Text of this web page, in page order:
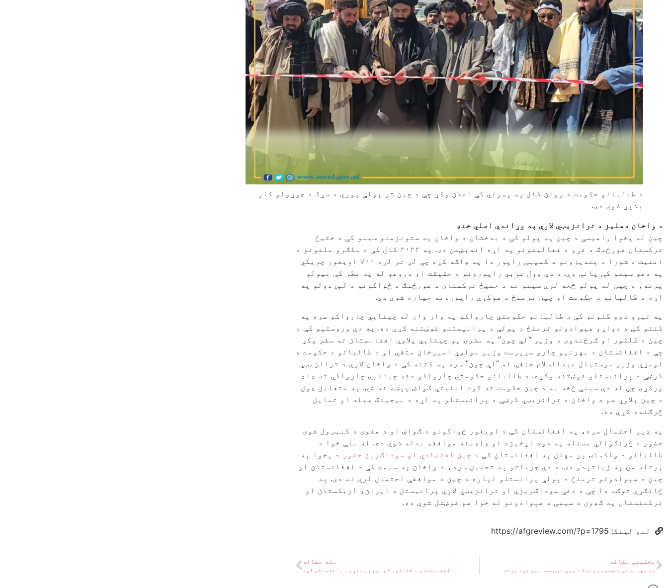
د طالبانو حکومت د روان کال په پسرلي کې اعلان وکړ چې د چین تر پولې پورې د سړک د جوړولو کار
بشپړ شوی دی.
د واخان دهلیز د ترانزیټي لارې په وړاندې اصلي خنډ
چین له پخوا راهیسې د چین په پولو کې د بدخشان د واخان په ستونزمنو سیمو کې د ختیځ
ترکستان غورځنګ د غړو د فعالیتونو په اړه اندېښمن دی. په ۲۰۲۲ کال کې د ملګرو ملتونو د
امنیت د شورا د بندیزونو د کمیټې راپور دا په ډاګه کړه چې لږ تر لږه ۷۰۰ اویغور چریکي
په دغو سیمو کې پاتې دي. د دې ډول غربي راپورونو د حقيقت او دروغو له په نظر کې نیولو
پرته، د چين له پولو څخه لرې سيمو ته د ختيځ ترکستان د غورځنګ د ځواکونو د لېږدولو په
اړه د طالبانو د حکومت او چين ترمنځ د هوکړې راپورونه خپاره شوي دي.
په تېرو دوو کلونو کې د طالبانو حکومتي چارواکو په وار وار له چینايي چارواکو سره په
کتنو کې د دواړو هېوادونو ترمنځ د پولې د پرانیستلو غوښتنه کړې ده. په دې وروستيو کې د
چين د کلتور او ګرځندوی د وزير “لي چون” په مشرۍ يو چينايي پلاوي افغانستان ته سفر وکړ
چې د افغانستان د بهرنيو چارو سرپرست وزیر مولوي اميرخان متقي او د طالبانو د حکومت د
لومړي وزير مرستيال عبدالسلام حنفي له “لي چون” سره په کتنه کې د واخان لارې د ترانزيټي
کرښې د پرانيستلو غوښتنه وکړه. د طالبانو حکومتي چارواکو دغه چینايي چارواکي ته ډاډ
ورکړی چې له دې سیمې څخه به د چین حکومت ته کوم امنیتي ګواښ پېښه نه شي. په متقابل ډول
د چين پلاوي هم د واخان د ترانزيټي کرښې د پرانيستلو په اړه د بيجينګ هيله او تمایل
څرګنده کړې ده.
په ډېر احتمال سره، په افغانستان کې د اویغور ځواکونو د ګواښ او د هغوی د کنټرول شوی
حضور د څرنګوالي مسئله په دوه اړخیزه او ډاډمنه موافقه بدله شوې ده. له بلې خوا د
طالبانو د واکمنۍ پر مهال په افغانستان کې د چین اقتصادي او سوداګریز حضور
د پخوا په
پرتله مخ په زیاتېدو دی. د دې جزیاتو په تحلیل سره، د واخان په سیمه کې د افغانستان او
چین د هېوادونو ترمنځ د پولې پرانستلو لپاره د چین د موافقې احتمال لرې نه دی. په
ځانګړې توګه دا چې د دغې سوداګریزې او ترانزیټي لارې پرانیستل د ایران، ازبکستان او
ترکمنستان په ګډون د سیمې د هېوادونو له خوا هم غوښتل شوې ده.
لنډ لینک: https://afgreview.com/?p=1795
مخکینی مقاله
په تهران کې د هنيه وژنه؛ د یوې نوې سناریو یوه برخه
بله مقاله
د افغانستان د کانکور او لوړو زدکړو د راتلونکی لید